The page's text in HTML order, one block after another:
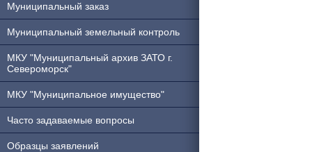
Муниципальный заказ
Муниципальный земельный контроль
МКУ "Муниципальный архив ЗАТО г.
Североморск"
МКУ "Муниципальное имущество"
Часто задаваемые вопросы
Образцы заявлений